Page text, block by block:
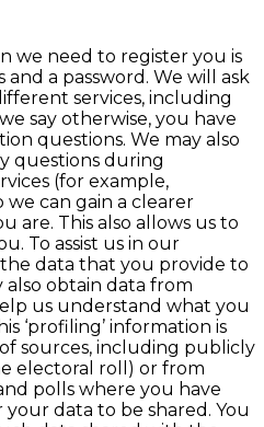
we need to register you is
a password. We will ask
services, including
say otherwise, you have
questions. We may also
questions during
(for example,
we can gain a clearer
are. This also allows us to
To assist us in our
data that you provide to
also obtain data from
us understand what you
‘profiling’ information is
sources, including publicly
electoral roll) or from
polls where you have
data to be shared. You